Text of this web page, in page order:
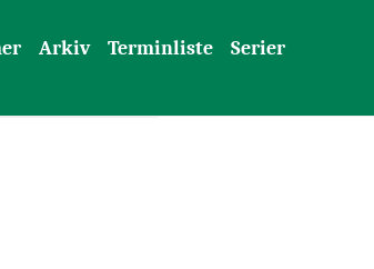
Arkiv Terminliste Serier